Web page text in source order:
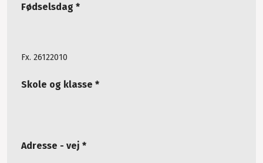
Fødselsdag *
Fx. 26122010
Skole og klasse *
Adresse - vej *